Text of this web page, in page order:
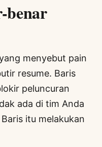
benar
menyebut pain
resume. Baris
peluncuran
ada di tim Anda
itu melakukan